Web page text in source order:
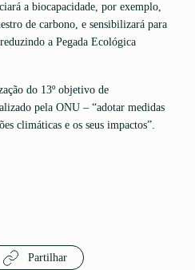
a biocapacidade, por exemplo,
de carbono, e sensibilizará para
a Pegada Ecológica
do 13º objetivo de
pela ONU – “adotar medidas
climáticas e os seus impactos”.
Partilhar